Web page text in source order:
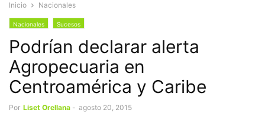
Inicio Nacionales
Nacionales Sucesos
Podrían declarar alerta
Agropecuaria en
Centroamérica y Caribe
Por Liset Orellana - agosto 20, 2015